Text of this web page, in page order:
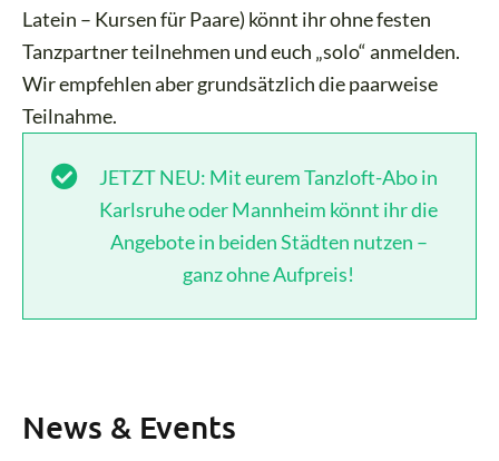
Latein – Kursen für Paare) könnt ihr ohne festen
Tanzpartner teilnehmen und euch „solo“ anmelden.
Wir empfehlen aber grundsätzlich die paarweise
Teilnahme.
JETZT NEU: Mit eurem Tanzloft-Abo in
Karlsruhe oder Mannheim könnt ihr die
Angebote in beiden Städten nutzen –
ganz ohne Aufpreis!
News & Events